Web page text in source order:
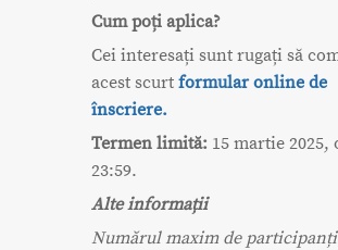
Cum poți aplica?
Cei interesați sunt rugați să
acest scurt formular online de
înscriere.
Termen limită: 15 martie 2025,
23:59.
Alte informații
Numărul maxim de